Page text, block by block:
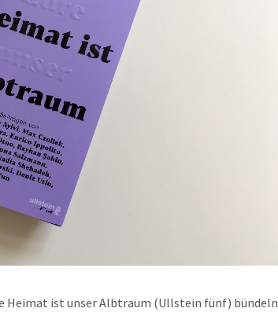
Heimat ist unser Albtraum (Ullstein fünf) bündeln